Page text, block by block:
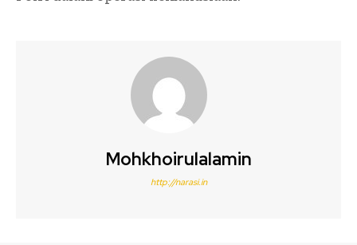
Mohkhoirulalamin
http://narasi.in